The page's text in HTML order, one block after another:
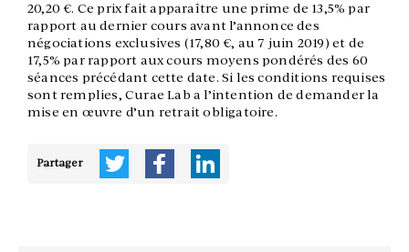
20,20 €. Ce prix fait apparaître une prime de 13,5% par
rapport au dernier cours avant l’annonce des
négociations exclusives (17,80 €, au 7 juin 2019) et de
17,5% par rapport aux cours moyens pondérés des 60
séances précédant cette date. Si les conditions requises
sont remplies, Curae Lab a l’intention de demander la
mise en œuvre d’un retrait obligatoire.
Partager